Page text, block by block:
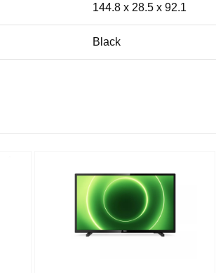
144.8 x 28.5 x 92.1
Black